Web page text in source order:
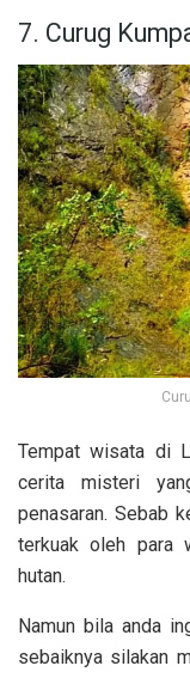
7. Curug
Tempat wisata di
cerita misteri
penasaran. Sebab
terkuak oleh para
hutan.
Namun bila anda
sebaiknya silakan